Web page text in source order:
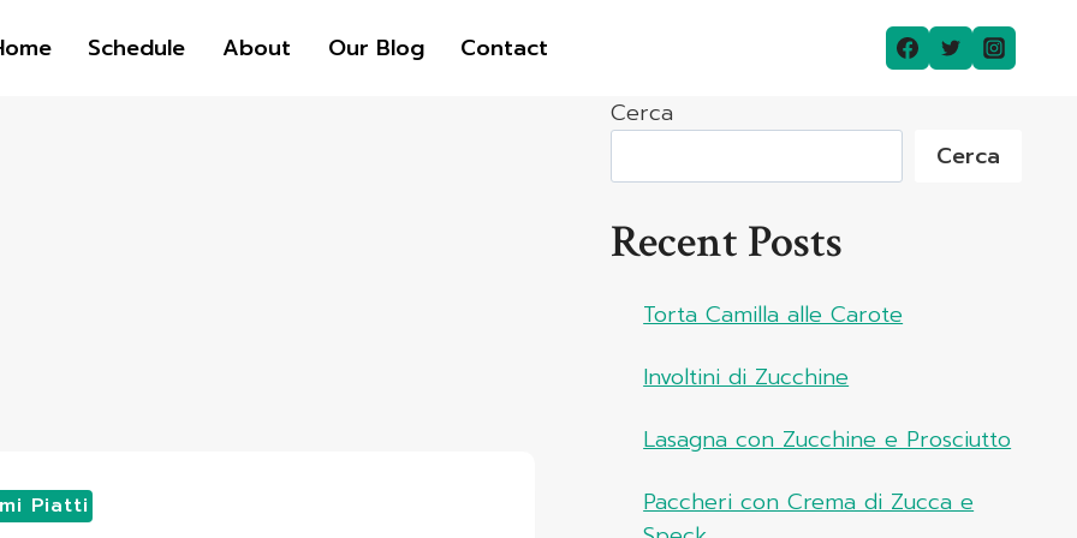
Schedule About Our Blog Contact
Piatti
Cerca
Cerca
Recent Posts
Torta Camilla alle Carote
Involtini di Zucchine
Lasagna con Zucchine e Prosciutto
Paccheri con Crema di Zucca e